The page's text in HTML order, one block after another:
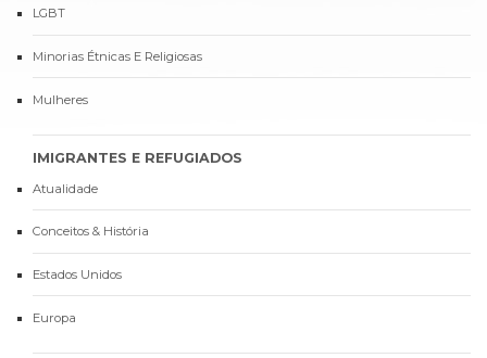
LGBT
Minorias Étnicas E Religiosas
Mulheres
IMIGRANTES E REFUGIADOS
Atualidade
Conceitos & História
Estados Unidos
Europa